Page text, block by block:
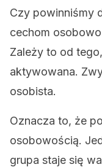
Czy powinniśmy
cechom
Zależy to od
aktywowana.
osobista.
Oznacza to, że
osobowością.
grupa staje się